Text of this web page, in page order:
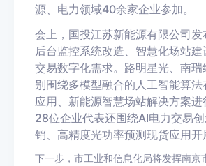
源、电力领域40余家企业参加。
会上，国投江苏新能源有限公司
后台监控系统改造、智慧化场站建
交易数字化需求。路明星光、南
别围绕多模型融合的人工智能算法
应用、新能源智慧场站解决方案进
28位企业代表还围绕AI电力交易
销、高精度光功率预测现货应用开
下一步，市工业和信息化局将发挥南京